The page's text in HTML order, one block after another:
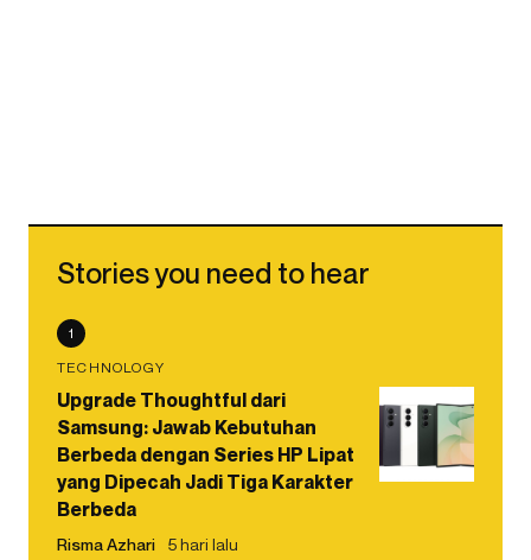
Stories you need to hear
1
TECHNOLOGY
Upgrade Thoughtful dari
Samsung: Jawab Kebutuhan
Berbeda dengan Series HP Lipat
yang Dipecah Jadi Tiga Karakter
Berbeda
Risma Azhari 5 hari lalu